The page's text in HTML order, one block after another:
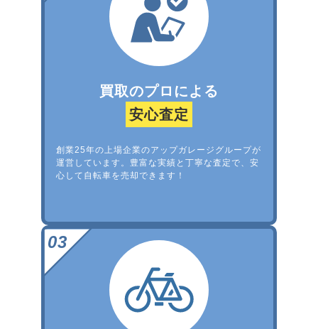
買取のプロによる
安心査定
創業25年の上場企業のアップガレージグループが
運営しています。豊富な実績と丁寧な査定で、安
心して自転車を売却できます！